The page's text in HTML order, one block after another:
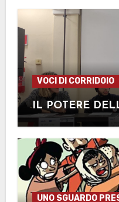
VOCI DI CORRIDOIO
IL POTERE
UNO SGUARDO